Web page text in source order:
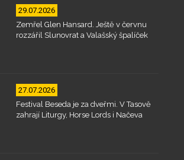
29.07.2026
Zemřel Glen Hansard. Ještě v červnu
rozzářil Slunovrat a Valašský špalíček
27.07.2026
Festival Beseda je za dveřmi. V Tasově
zahrají Liturgy, Horse Lords i Načeva